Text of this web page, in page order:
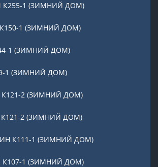
К255-1 (ЗИМНИЙ ДОМ)
1 (ЗИМНИЙ ДОМ)
1 (ЗИМНИЙ ДОМ)
1 (ЗИМНИЙ ДОМ)
К121-2 (ЗИМНИЙ ДОМ)
2 (ЗИМНИЙ ДОМ)
К111-1 (ЗИМНИЙ ДОМ)
К107-1 (ЗИМНИЙ ДОМ)